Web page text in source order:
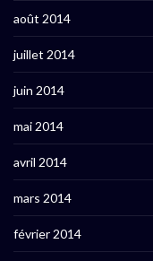
août 2014
juillet 2014
juin 2014
mai 2014
avril 2014
mars 2014
février 2014